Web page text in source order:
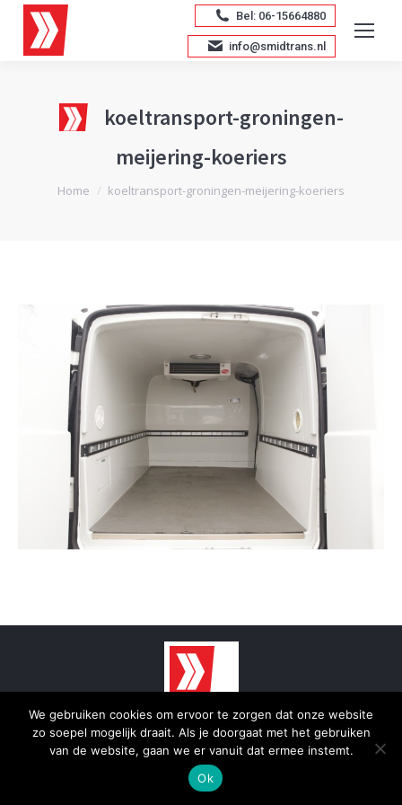
Bel: 06-15664880
info@smidtrans.nl
koeltransport-groningen-
meijering-koeriers
Je bent hier:
Home koeltransport-groningen-meijering-koeriers
© 2025 - SmidTrans - Koerier Groningen
Bottom menu
We gebruiken cookies om ervoor te zorgen dat onze website
zo soepel mogelijk draait. Als je doorgaat met het gebruiken
van de website, gaan we er vanuit dat ermee instemt.
Ok